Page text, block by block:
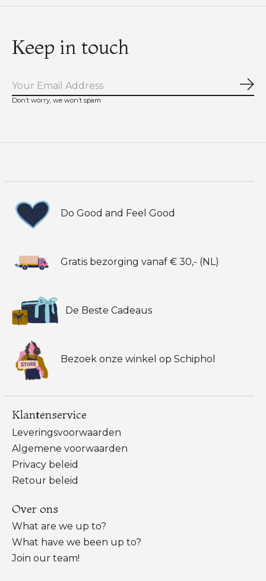
Keep in touch
Don’t worry, we won’t spam
Do Good and Feel Good
Gratis bezorging vanaf € 30,- (NL)
De Beste Cadeaus
Bezoek onze winkel op Schiphol
Klantenservice
Leveringsvoorwaarden
Algemene voorwaarden
Privacy beleid
Retour beleid
Over ons
What are we up to?
What have we been up to?
Join our team!